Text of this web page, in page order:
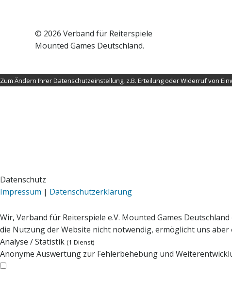
© 2026 Verband für Reiterspiele
Mounted Games Deutschland.
Zum Ändern Ihrer Datenschutzeinstellung, z.B. Erteilung oder Widerruf von
Datenschutz
Impressum | Datenschutzerklärung
Wir, Verband für Reiterspiele e.V. Mounted Games
die Nutzung der Website nicht notwendig, ermöglicht uns
Analyse / Statistik (1 Dienst)
Anonyme Auswertung zur Fehlerbehebung und